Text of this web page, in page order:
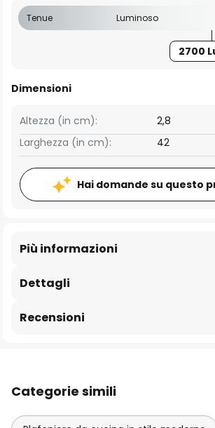
Tenue Luminoso
2700
Dimensioni
Larghezza (in cm): 42
Altezza (in cm): 2,8
Hai domande su questo
Dettagli
Più informazioni
Recensioni
Categorie simili